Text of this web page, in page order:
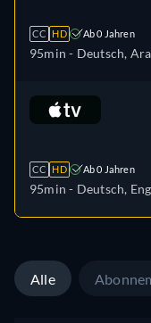
CC HD Ab 0 Jahren
95min - Deutsch,
Dänisch, Griechisch,
Englisch, Spanisch,
Französisch,
(Kanada), Hebräisch,
Norwegisch, Polnisch,
Portugiesisch,
CC HD Ab 0 Jahren
95min - Deutsch,
Alle